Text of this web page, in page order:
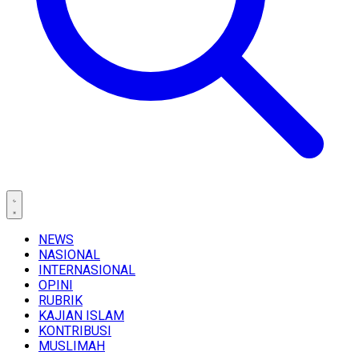
NEWS
NASIONAL
INTERNASIONAL
OPINI
RUBRIK
KAJIAN ISLAM
KONTRIBUSI
MUSLIMAH